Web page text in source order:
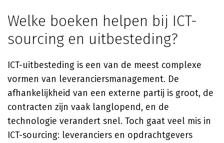
Welke boeken helpen bij ICT-
sourcing en uitbesteding?
ICT-uitbesteding is een van de meest complexe
vormen van leveranciersmanagement. De
afhankelijkheid van een externe partij is groot, de
contracten zijn vaak langlopend, en de
technologie verandert snel. Toch gaat veel mis in
ICT-sourcing: leveranciers en opdrachtgevers